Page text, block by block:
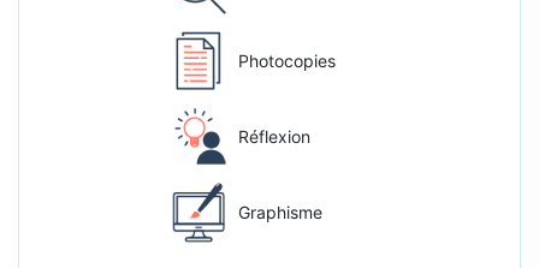
Photocopies
Réflexion
Graphisme